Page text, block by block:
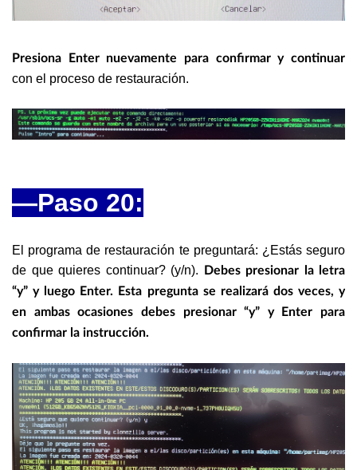
Presiona Enter nuevamente para confirmar y continuar
con el proceso de restauración.
—Paso 20:
El programa de restauración te preguntará: ¿Estás seguro
de que quieres continuar? (y/n).
Debes presionar la letra
“y” y luego Enter. Esta pregunta se realizará dos veces, y
en ambas ocasiones debes presionar “y” y Enter para
confirmar la instrucción.